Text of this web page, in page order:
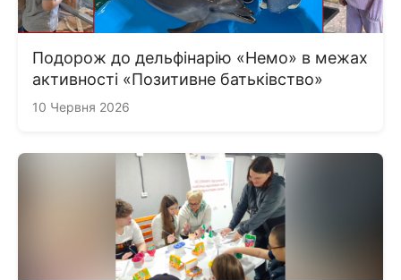
Подорож до дельфінарію «Немо» в межах
активності «Позитивне батьківство»
10 Червня 2026